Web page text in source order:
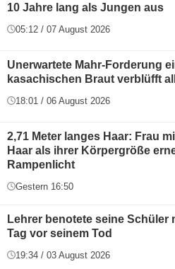
10 Jahre lang als Jungen aus
05:12 / 07 August 2026
Unerwartete Mahr-Forderung
kasachischen Braut verblüfft
18:01 / 06 August 2026
2,71 Meter langes Haar: Frau
Haar als ihrer Körpergröße
Rampenlicht
Gestern 16:50
Lehrer benotete seine Schüler
Tag vor seinem Tod
19:34 / 03 August 2026